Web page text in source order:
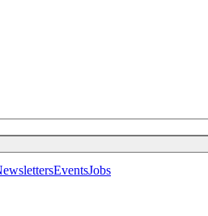
EventsJobs